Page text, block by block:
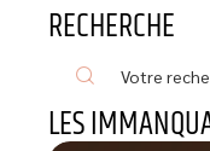
RECHERCHE
LES